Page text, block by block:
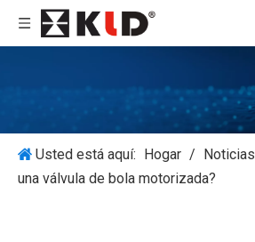
Usted está aquí: Hogar / Noticias
una válvula de bola motorizada?